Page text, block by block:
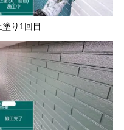
塗り1回目